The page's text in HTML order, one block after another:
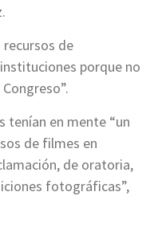
recursos de
porque no
tenían en mente “un
de filmes en
de oratoria,
fotográficas”,